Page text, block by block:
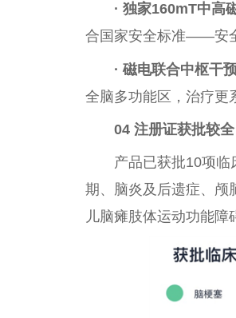
· 独家160mT中高
合国家安全标准——安
· 磁电联合中枢干预
全脑多功能区，治疗更
04 注册证获批较
产品已获批10项
期、脑炎及后遗症、颅
儿脑瘫肢体运动功能障